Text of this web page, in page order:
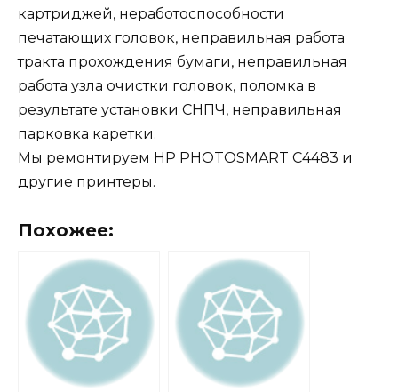
картриджей, неработоспособности
печатающих головок, неправильная работа
тракта прохождения бумаги, неправильная
работа узла очистки головок, поломка в
результате установки СНПЧ, неправильная
парковка каретки.
Мы ремонтируем HP PHOTOSMART C4483 и
другие принтеры.
Похожее: